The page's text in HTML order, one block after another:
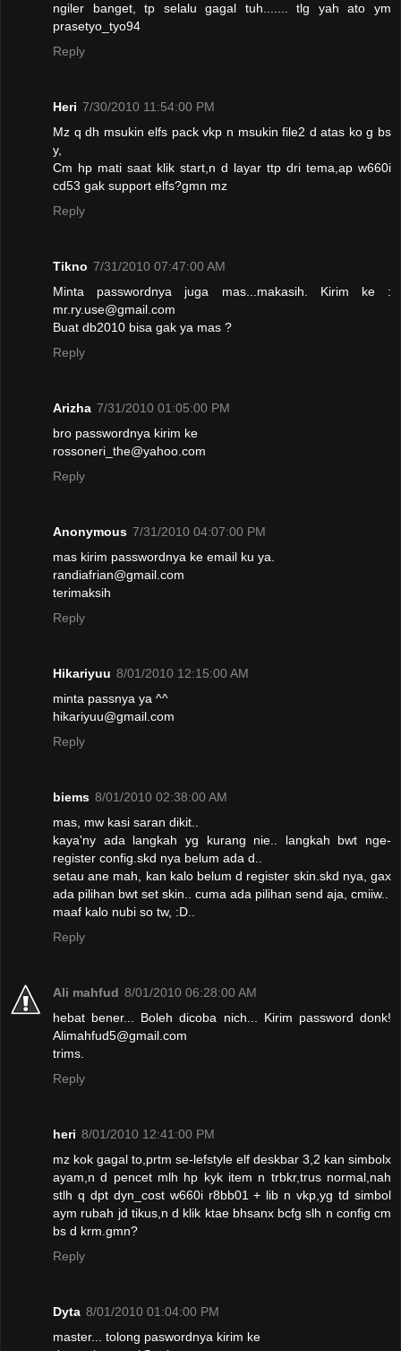
ngiler banget, tp selalu gagal tuh....... tlg yah ato ym
prasetyo_tyo94
Reply
Heri 7/30/2010 11:54:00 PM
Mz q dh msukin elfs pack vkp n msukin file2 d atas ko g bs
y,
Cm hp mati saat klik start,n d layar ttp dri tema,ap w660i
cd53 gak support elfs?gmn mz
Reply
Tikno 7/31/2010 07:47:00 AM
Minta passwordnya juga mas...makasih. Kirim ke :
mr.ry.use@gmail.com
Buat db2010 bisa gak ya mas ?
Reply
Arizha 7/31/2010 01:05:00 PM
bro passwordnya kirim ke
rossoneri_the@yahoo.com
Reply
Anonymous 7/31/2010 04:07:00 PM
mas kirim passwordnya ke email ku ya.
randiafrian@gmail.com
terimaksih
Reply
Hikariyuu 8/01/2010 12:15:00 AM
minta passnya ya ^^
hikariyuu@gmail.com
Reply
biems 8/01/2010 02:38:00 AM
mas, mw kasi saran dikit..
kaya'ny ada langkah yg kurang nie.. langkah bwt nge-
register config.skd nya belum ada d..
setau ane mah, kan kalo belum d register skin.skd nya, gax
ada pilihan bwt set skin.. cuma ada pilihan send aja, cmiiw..
maaf kalo nubi so tw, :D..
Reply
Ali mahfud 8/01/2010 06:28:00 AM
hebat bener... Boleh dicoba nich... Kirim password donk!
Alimahfud5@gmail.com
trims.
Reply
heri 8/01/2010 12:41:00 PM
mz kok gagal to,prtm se-lefstyle elf deskbar 3,2 kan simbolx
ayam,n d pencet mlh hp kyk item n trbkr,trus normal,nah
stlh q dpt dyn_cost w660i r8bb01 + lib n vkp,yg td simbol
aym rubah jd tikus,n d klik ktae bhsanx bcfg slh n config cm
bs d krm.gmn?
Reply
Dyta 8/01/2010 01:04:00 PM
master... tolong paswordnya kirim ke